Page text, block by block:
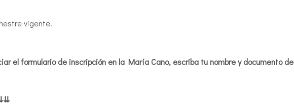
vigente.
el formulario de inscripción en la María Cano, escriba tu nombre y documento